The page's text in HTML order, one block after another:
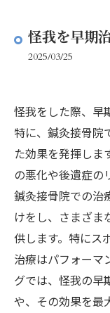
怪我を早期
2025/03/25
怪我をした際、早
特に、鍼灸接骨院
た効果を発揮しま
の悪化や後遺症の
鍼灸接骨院での治
けをし、さまざま
供します。特にス
治療はパフォーマ
グでは、怪我の早
や、その効果を最